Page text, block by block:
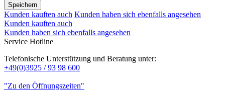
Speichern
Kunden kauften auch Kunden haben sich ebenfalls angesehen
Kunden kauften auch
Kunden haben sich ebenfalls angesehen
Service Hotline
Telefonische Unterstützung und Beratung unter:
+49(0)3925 / 93 98 600
"Zu den Öffnungszeiten"